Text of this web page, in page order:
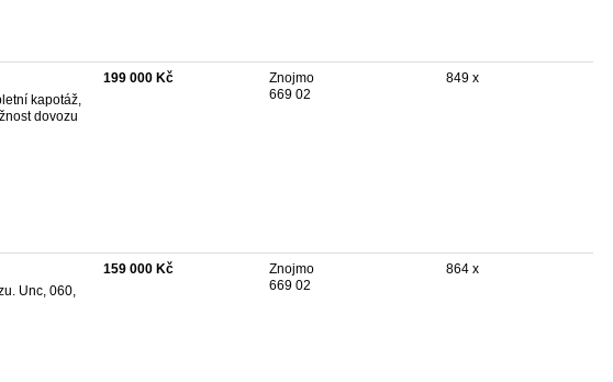
kapotáž,
dovozu
199 000 Kč
Znojmo
669 02
849 x
Unc, 060,
159 000 Kč
Znojmo
669 02
864 x